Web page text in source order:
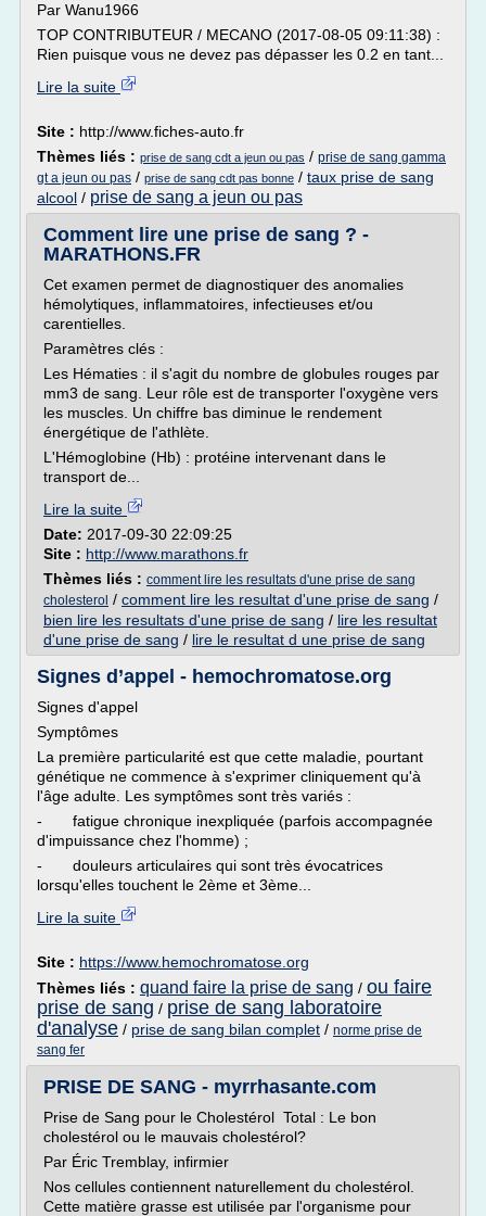
Par Wanu1966
TOP CONTRIBUTEUR / MECANO (2017-08-05 09:11:38) :
Rien puisque vous ne devez pas dépasser les 0.2 en tant...
Lire la suite
Site : http://www.fiches-auto.fr
Thèmes liés : prise de sang cdt a jeun ou pas / prise de sang gamma
gt a jeun ou pas / prise de sang cdt pas bonne / taux prise de sang
alcool / prise de sang a jeun ou pas
Comment lire une prise de sang ? -
MARATHONS.FR
Cet examen permet de diagnostiquer des anomalies
hémolytiques, inflammatoires, infectieuses et/ou
carentielles.
Paramètres clés :
Les Hématies : il s'agit du nombre de globules rouges par
mm3 de sang. Leur rôle est de transporter l'oxygène vers
les muscles. Un chiffre bas diminue le rendement
énergétique de l'athlète.
L'Hémoglobine (Hb) : protéine intervenant dans le
transport de...
Lire la suite
Date: 2017-09-30 22:09:25
Site : http://www.marathons.fr
Thèmes liés : comment lire les resultats d'une prise de sang
cholesterol / comment lire les resultat d'une prise de sang /
bien lire les resultats d'une prise de sang / lire les resultat
d'une prise de sang / lire le resultat d une prise de sang
Signes d’appel - hemochromatose.org
Signes d'appel
Symptômes
La première particularité est que cette maladie, pourtant
génétique ne commence à s'exprimer cliniquement qu'à
l'âge adulte. Les symptômes sont très variés :
- fatigue chronique inexpliquée (parfois accompagnée
d'impuissance chez l'homme) ;
- douleurs articulaires qui sont très évocatrices
lorsqu'elles touchent le 2ème et 3ème...
Lire la suite
Site : https://www.hemochromatose.org
Thèmes liés : quand faire la prise de sang / ou faire
prise de sang / prise de sang laboratoire
d'analyse / prise de sang bilan complet / norme prise de
sang fer
PRISE DE SANG - myrrhasante.com
Prise de Sang pour le Cholestérol Total : Le bon
cholestérol ou le mauvais cholestérol?
Par Éric Tremblay, infirmier
Nos cellules contiennent naturellement du cholestérol.
Cette matière grasse est utilisée par l'organisme pour